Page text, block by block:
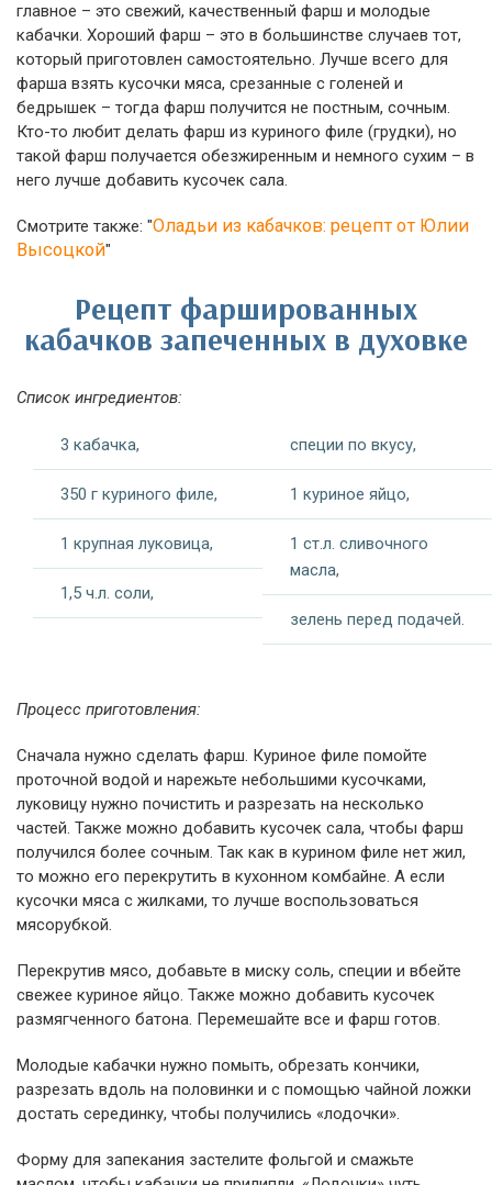
главное – это свежий, качественный фарш и молодые
кабачки. Хороший фарш – это в большинстве случаев тот,
который приготовлен самостоятельно. Лучше всего для
фарша взять кусочки мяса, срезанные с голеней и
бедрышек – тогда фарш получится не постным, сочным.
Кто-то любит делать фарш из куриного филе (грудки), но
такой фарш получается обезжиренным и немного сухим – в
него лучше добавить кусочек сала.
Смотрите также: "Оладьи из кабачков: рецепт от Юлии
Высоцкой"
Рецепт фаршированных
кабачков запеченных в духовке
Список ингредиентов:
3 кабачка,
350 г куриного филе,
1 крупная луковица,
1,5 ч.л. соли,
специи по вкусу,
1 куриное яйцо,
1 ст.л. сливочного
масла,
зелень перед подачей.
Процесс приготовления:
Сначала нужно сделать фарш. Куриное филе помойте
проточной водой и нарежьте небольшими кусочками,
луковицу нужно почистить и разрезать на несколько
частей. Также можно добавить кусочек сала, чтобы фарш
получился более сочным. Так как в курином филе нет жил,
то можно его перекрутить в кухонном комбайне. А если
кусочки мяса с жилками, то лучше воспользоваться
мясорубкой.
Перекрутив мясо, добавьте в миску соль, специи и вбейте
свежее куриное яйцо. Также можно добавить кусочек
размягченного батона. Перемешайте все и фарш готов.
Молодые кабачки нужно помыть, обрезать кончики,
разрезать вдоль на половинки и с помощью чайной ложки
достать серединку, чтобы получились «лодочки».
Форму для запекания застелите фольгой и смажьте